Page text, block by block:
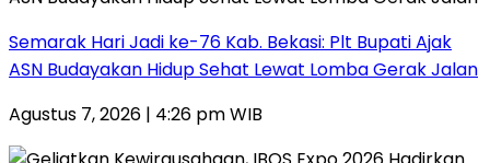
‎Semarak Hari Jadi ke-76 Kab. Bekasi: Plt Bupati Ajak
ASN Budayakan Hidup Sehat Lewat Lomba Gerak Jalan
Agustus 7, 2026 | 4:26 pm WIB